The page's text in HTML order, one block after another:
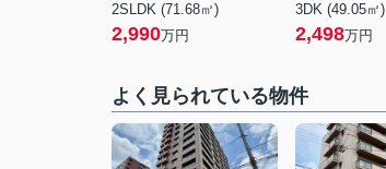
2SLDK (71.68㎡)
2,990万円
3DK (49.05㎡)
2,498万円
よく見られている物件